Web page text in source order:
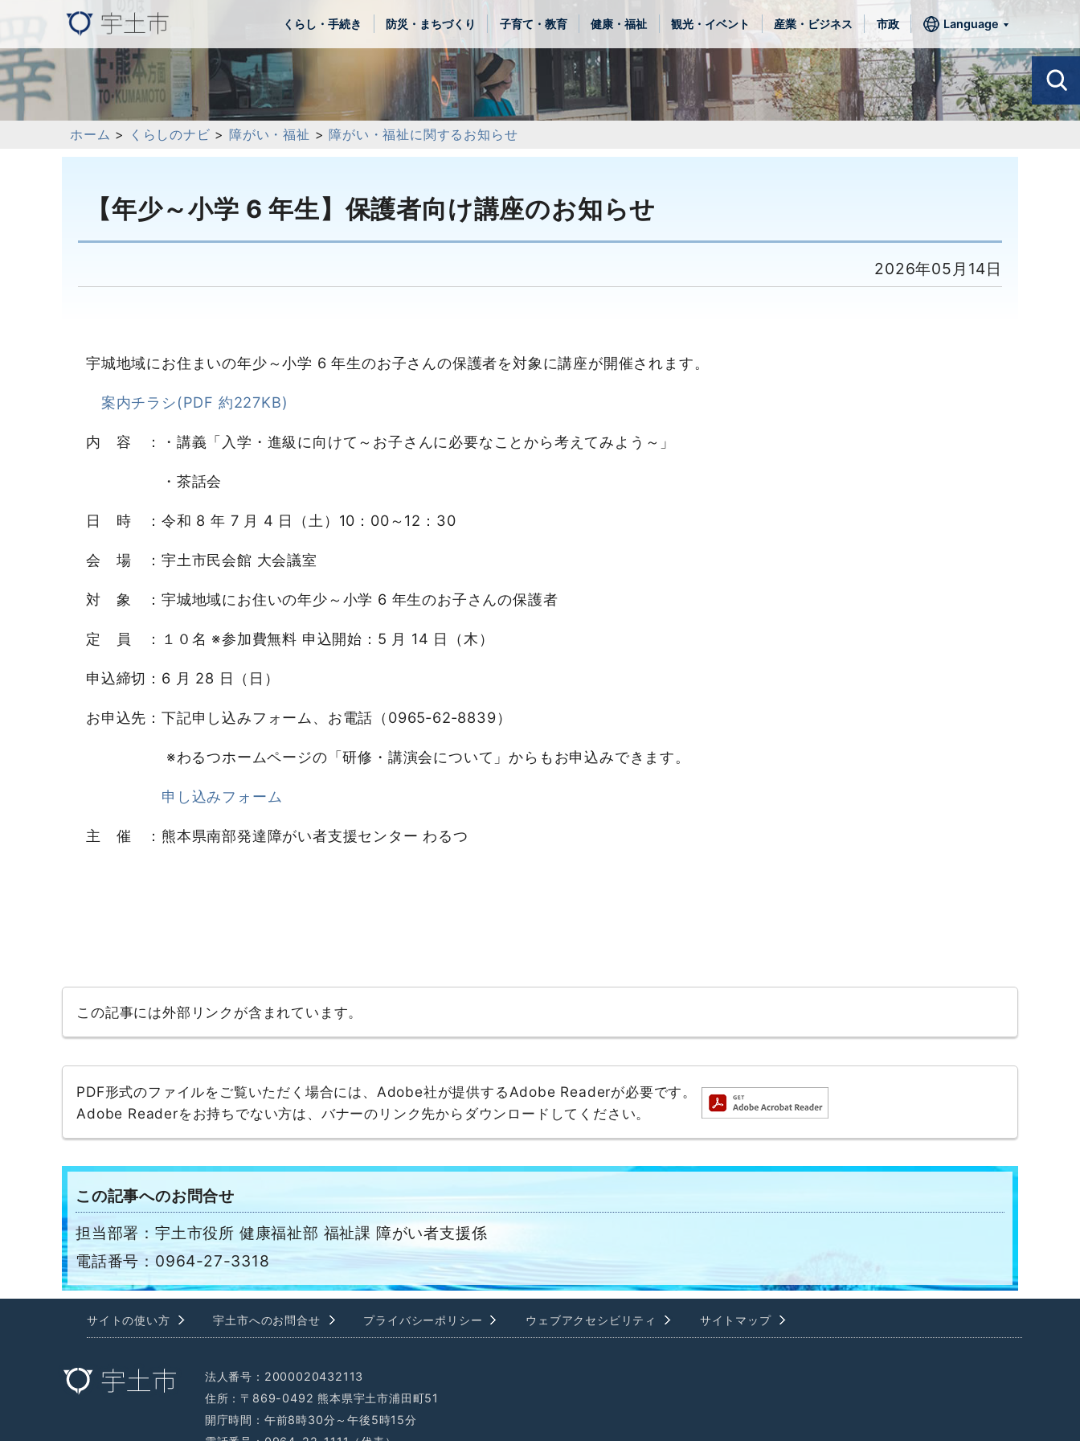
くらし・手続き 防災・まちづくり 子育て・教育 健康・福祉 観光・イベント 産業・ビジネス 市政 Language
ホーム > くらしのナビ > 障がい・福祉 > 障がい・福祉に関するお知らせ
【年少～小学 6 年生】保護者向け講座のお知らせ
2026年05月14日
宇城地域にお住まいの年少～小学 6 年生のお子さんの保護者を対象に講座が開催されます。
案内チラシ(PDF 約227KB)
内 容 ：・講義「入学・進級に向けて～お子さんに必要なことから考えてみよう～」
・茶話会
日 時 ：令和 8 年 7 月 4 日（土）10：00～12：30
会 場 ：宇土市民会館 大会議室
対 象 ：宇城地域にお住いの年少～小学 6 年生のお子さんの保護者
定 員 ：１０名 ※参加費無料 申込開始：5 月 14 日（木）
申込締切：6 月 28 日（日）
お申込先：下記申し込みフォーム、お電話（0965‐62‐8839）
※わるつホームページの「研修・講演会について」からもお申込みできます。
申し込みフォーム
主 催 ：熊本県南部発達障がい者支援センター わるつ
この記事には外部リンクが含まれています。
PDF形式のファイルをご覧いただく場合には、Adobe社が提供するAdobe Readerが必要です。
Adobe Readerをお持ちでない方は、バナーのリンク先からダウンロードしてください。
この記事へのお問合せ
担当部署：宇土市役所 健康福祉部 福祉課 障がい者支援係
電話番号：0964-27-3318
サイトの使い方 宇土市へのお問合せ プライバシーポリシー ウェブアクセシビリティ サイトマップ
法人番号：2000020432113
住所：〒869-0492 熊本県宇土市浦田町51
開庁時間：午前8時30分～午後5時15分